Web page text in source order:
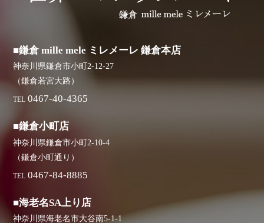
■鎌倉 mille mele ミレメーレ 鎌倉本店
神奈川県鎌倉市小町2-12-27
（鎌倉若宮大路）
TEL 0467-40-4365
■鎌倉小町店
神奈川県鎌倉市小町2-10-4
（鎌倉小町通り）
TEL 0467-84-8885
■海老名SA上り店
神奈川県海老名市大谷南5-1-1